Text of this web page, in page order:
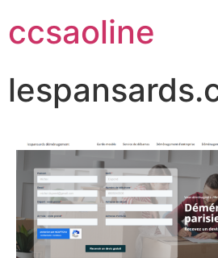
ccsaoline